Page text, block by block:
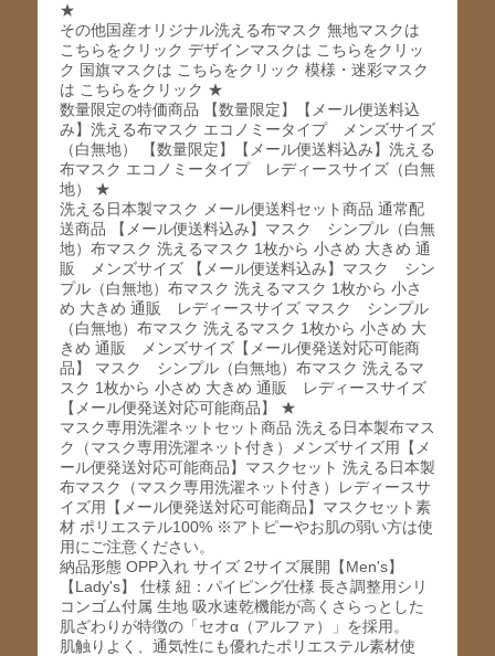
★
その他国産オリジナル洗える布マスク 無地マスクは
こちらをクリック デザインマスクは こちらをクリッ
ク 国旗マスクは こちらをクリック 模様・迷彩マスク
は こちらをクリック ★
数量限定の特価商品 【数量限定】【メール便送料込
み】洗える布マスク エコノミータイプ メンズサイズ
（白無地） 【数量限定】【メール便送料込み】洗える
布マスク エコノミータイプ レディースサイズ（白無
地） ★
洗える日本製マスク メール便送料セット商品 通常配
送商品 【メール便送料込み】マスク シンプル（白無
地）布マスク 洗えるマスク 1枚から 小さめ 大きめ 通
販 メンズサイズ 【メール便送料込み】マスク シン
プル（白無地）布マスク 洗えるマスク 1枚から 小さ
め 大きめ 通販 レディースサイズ マスク シンプル
（白無地）布マスク 洗えるマスク 1枚から 小さめ 大
きめ 通販 メンズサイズ【メール便発送対応可能商
品】 マスク シンプル（白無地）布マスク 洗えるマ
スク 1枚から 小さめ 大きめ 通販 レディースサイズ
【メール便発送対応可能商品】 ★
マスク専用洗濯ネットセット商品 洗える日本製布マス
ク（マスク専用洗濯ネット付き）メンズサイズ用【メ
ール便発送対応可能商品】マスクセット 洗える日本製
布マスク（マスク専用洗濯ネット付き）レディースサ
イズ用【メール便発送対応可能商品】マスクセット素
材 ポリエステル100% ※アトピーやお肌の弱い方は使
用にご注意ください。
納品形態 OPP入れ サイズ 2サイズ展開【Men's】
【Lady's】 仕様 紐：パイピング仕様 長さ調整用シリ
コンゴム付属 生地 吸水速乾機能が高くさらっとした
肌ざわりが特徴の「セオα（アルファ）」を採用。
肌触りよく、通気性にも優れたポリエステル素材使